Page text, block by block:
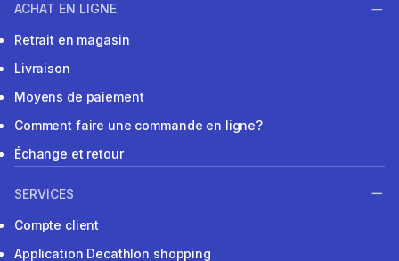
ACHAT EN LIGNE
Retrait en magasin
Livraison
Moyens de paiement
Comment faire une commande en ligne?
Échange et retour
SERVICES
Compte client
Application Decathlon shopping